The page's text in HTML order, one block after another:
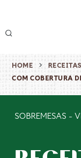
produtos
receitas
HOME RECEITAS
COM COBERTURA
SOBREMESAS -